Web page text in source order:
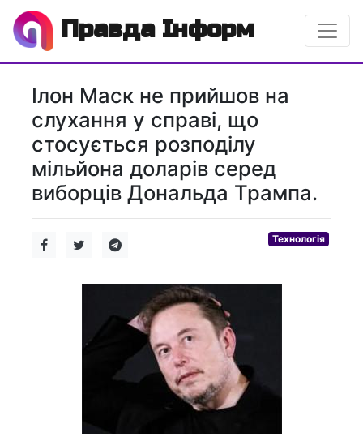
Правда Інформ
Ілон Маск не прийшов на
слухання у справі, що
стосується розподілу
мільйона доларів серед
виборців Дональда Трампа.
Технологія